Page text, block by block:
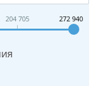
204 705 272 940